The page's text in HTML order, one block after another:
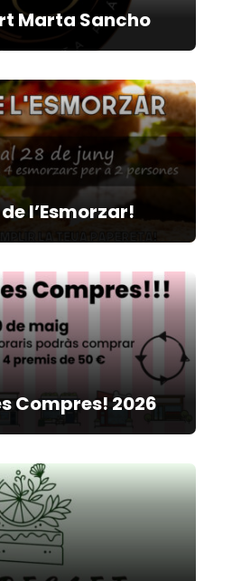
Marta Sancho
l’Esmorzar!
Compres! 2026